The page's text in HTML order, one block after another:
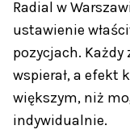
Radial w
ustawienie
pozycjach. Każdy
wspierał, a efekt
większym, niż
indywidualnie.